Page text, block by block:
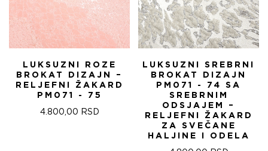
LUKSUZNI ROZE
BROKAT DIZAJN –
RELJEFNI ŽAKARD
PM071 - 75
4.800,00 RSD
LUKSUZNI SREBRNI
BROKAT DIZAJN
PM071 - 74 SA
SREBRNIM
ODSJAJEM –
RELJEFNI ŽAKARD
ZA SVEČANE
HALJINE I ODELA